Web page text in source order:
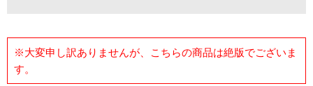
※大変申し訳ありませんが、こちらの商品は絶版でございま
す。